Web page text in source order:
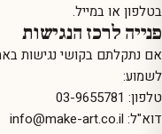
בטלפון או במייל.
פנייה לרכז הנגישות
אם נתקלתם בקושי נגישות
לשמוע:
טלפון: 03-9655781
דוא"ל: info@make-art.co.il